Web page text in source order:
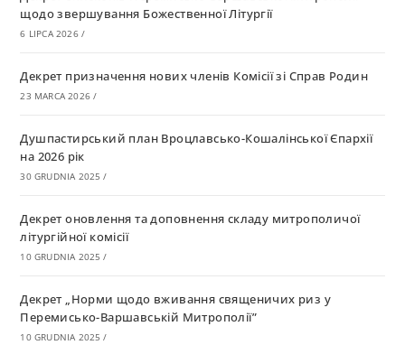
щодо звершування Божественної Літургії
6 LIPCA 2026 /
Декрет призначення нових членів Комісії зі Справ Родин
23 MARCA 2026 /
Душпастирський план Вроцлавсько-Кошалінської Єпархії
на 2026 рік
30 GRUDNIA 2025 /
Декрет оновлення та доповнення складу митрополичої
літургійної комісії
10 GRUDNIA 2025 /
Декрет „Норми щодо вживання священичих риз у
Перемисько-Варшавській Митрополії”
10 GRUDNIA 2025 /